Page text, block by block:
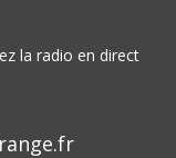
la radio en direct